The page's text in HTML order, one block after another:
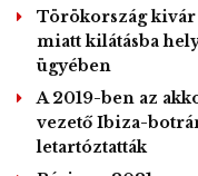
Ezzel összefüggésben
ragaszkodnának a
közös agrárpolitikát
kompenzációs
Törökország
miatt kilátásba
ügyében
A 2019-ben az
vezető Ibiza-
letartóztatták